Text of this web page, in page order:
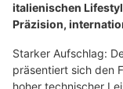
italienischen
Präzision,
Starker Aufschlag:
präsentiert sich den